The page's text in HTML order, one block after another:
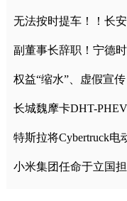
无法按时提车！！长
副董事长辞职！宁德
权益“缩水”、虚假宣
长城魏摩卡DHT-
特斯拉将Cybertruck电